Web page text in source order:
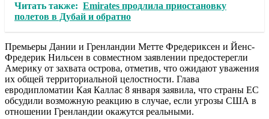
Читать также: Emirates продлила приостановку
полетов в Дубай и обратно
Премьеры Дании и Гренландии Метте Фредериксен и Йенс-
Фредерик Нильсен в совместном заявлении предостерегли
Америку от захвата острова, отметив, что ожидают уважения
их общей территориальной целостности. Глава
евродипломатии Кая Каллас 8 января заявила, что страны ЕС
обсудили возможную реакцию в случае, если угрозы США в
отношении Гренландии окажутся реальными.